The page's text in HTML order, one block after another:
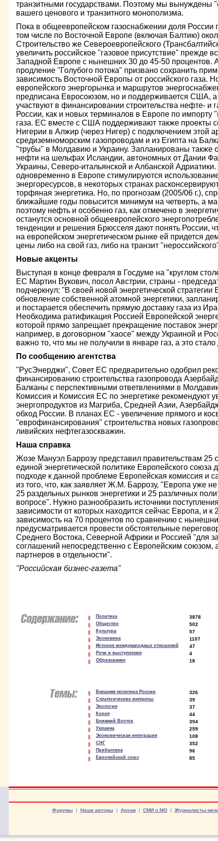
транзитными государствами. Поэтому мы вынуждены
вашего ценового и транзитного монополизма.
Пока в общеевропейском газоснабжении доля
том числе по Восточной Европе (включая Балтию)
Строительство же Североевропейского
увеличить российское "газовое присутствие" прежде
Западной Европе с нынешних 30 до 45-50 процентов.
продление "Голубого потока" призвано сохранить
зависимость Восточной Европы от российского газа.
европейского энергорынка и маршрутов
предписана Евросоюзом, но и поддерживается США,
участвуют в финансировании строительства нефте- и
России, как и новых терминалов в Европе по импорту
газа. ЕС вместе с США поддерживают также проекты
Нигерии в Алжир (через Нигер) с подключением этой
средиземноморским газопроводам и из Египта на
"трубы" в Молдавию и Украину. Запланированы также
нефти на шельфах Исландии, автономных от Дании
Украины, Северо-итальянской и Албанской
одновременно в Европе стимулируются
энергоресурсов, в некоторых странах
торфяная энергетика. Но, по прогнозам (2005/06 г.),
ближайшие годы повысится минимум на четверть, а
поэтому нефть и особенно газ, как отмечено в
останутся основной общеевропейского
тенденции и решения Брюсселя дают понять России,
на европейском энергетическом рынке ей придется
цены либо на свой газ, либо на транзит
Новые акценты
Выступая в конце февраля в Госдуме на "круглом
ЕС Мартин Вукович, посол Австрии, страны -
подчеркнул: "В своей новой энергетической стратегии
обновление собственной атомной энергетики,
и постарается обеспечить прямую доставку газа из
Необходима ратификация Россией Европейской
которой прямо запрещает прекращение поставок
например, в договорном "хаосе" между Украиной и
важно то, что мы не получили в январе газ, а это
По сообщению агентства
"РусЭнерджи", Совет ЕС предварительно одобрил
финансированию строительства газопровода
Балканы с перспективными ответвлениями в
Комиссия и Комиссия ЕС по энергетике рекомендуют
энергопродуктов из Магриба, Средней Азии,
обход России. В планах ЕС - увеличение прямого и
"еврофинансирования" строительства новых
ливийских нефтегазоскважин.
Наша справка
Жозе Мануэл Баррозу представил правительствам 25
единой энергетической политике Европейского союза
подходе к данной проблеме Европейская комиссия и
из того, что, как заявляет Ж.М. Баррозу, "Европа уже
25 раздельных рынков энергетики и 25 различных
вопросе". Нужно разнообразить источники
зависимости от которых находится сейчас Европа, и к
зависимость на 70 процентов по сравнению с
предусматривается провести обстоятельные
Среднего Востока, Северной Африки и Россией "для
соглашений непосредственно с Европейским союзом,
партнеров в отдельности".
"Российская бизнес-газета"
Политика 3878
Общество 502
Культура 57
Экономика 1107
История международных отношений 47
Речи и выступления 4
Образование 18
Внешняя политика России 326
Стратегические интересы 39
Экология 37
Корея 44
Ближний Восток 394
Украина 259
Экономическая интеграция 108
СНГ 352
Прибалтика 96
Европейский союз 85
Форумы | Наши авторы | Архив| СМИ о МО| Журналисты-